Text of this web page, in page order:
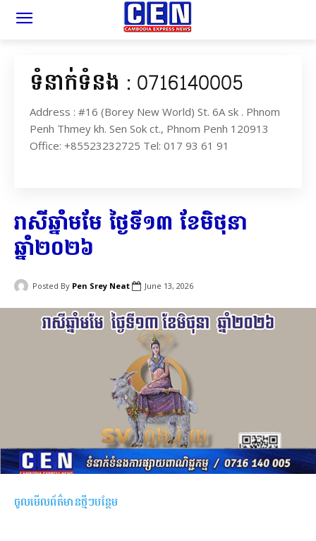
ទំនាក់ទំនង : 0716140005
Address : #16 (Borey New World) St. 6A sk . Phnom
Penh Thmey kh. Sen Sok ct., Phnom Penh 120913
Office: +85523232725 Tel: 017 93 61 91
រាសីឆ្នាំមមែ ថ្ងៃទី១៣ ខែមិថុនា
ឆ្នាំ២០២៦
Posted By Pen Srey Neat June 13, 2026
ចូលមើលព័ត៌មានថ្មីៗបន្ថែម